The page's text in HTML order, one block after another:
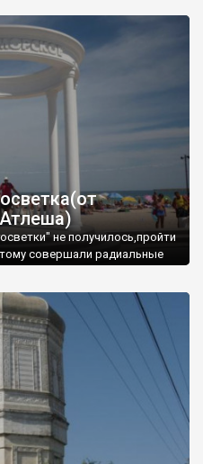
не получилось,пройти
совершали радиальные